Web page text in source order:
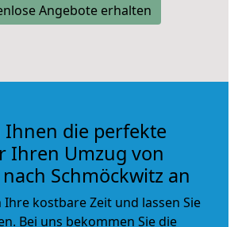
Angebote erhalten
die perfekte
Ihren Umzug von
Schmöckwitz an
Ihre kostbare Zeit und lassen Sie
Bei uns bekommen Sie die